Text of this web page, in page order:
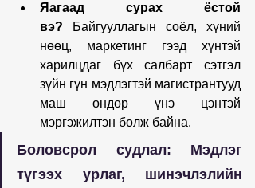
Яагаад сурах ёстой
вэ? Байгууллагын соёл, хүний
нөөц, маркетинг гээд хүнтэй
харилцдаг бүх салбарт сэтгэл
зүйн гүн мэдлэгтэй магистрантууд
маш өндөр үнэ цэнтэй
мэргэжилтэн болж байна.
Боловсрол судлал: Мэдлэг
түгээх урлаг, шинэчлэлийн